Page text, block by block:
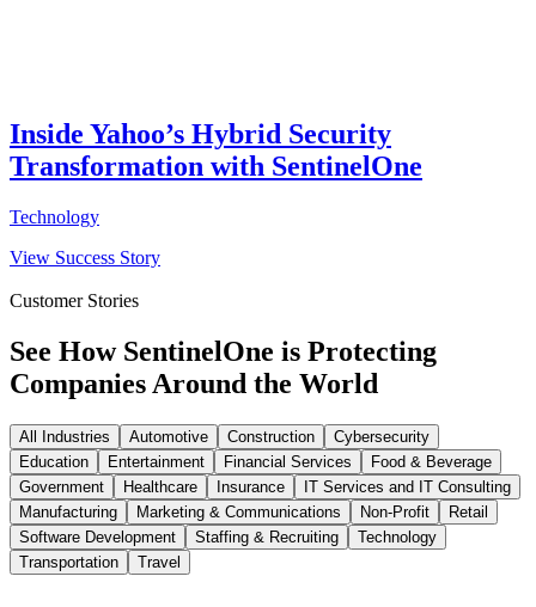
Inside Yahoo’s Hybrid Security
Transformation with SentinelOne
Technology
View Success Story
Customer Stories
See How SentinelOne is Protecting
Companies Around the World
All Industries Automotive Construction
Cybersecurity
Education
Entertainment Financial Services
Food & Beverage
Government
Healthcare Insurance
IT Services and IT Consulting
Manufacturing
Marketing & Communications Non-Profit
Retail
Software Development
Staffing & Recruiting
Technology
Transportation
Travel